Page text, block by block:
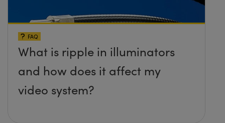
FAQ
What is ripple in illuminators
and how does it affect my
video system?